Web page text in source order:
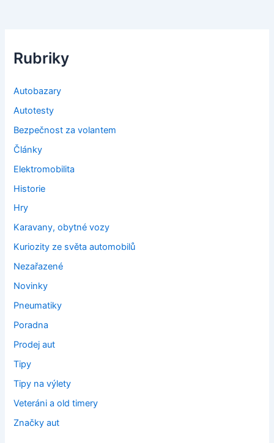
Rubriky
Autobazary
Autotesty
Bezpečnost za volantem
Články
Elektromobilita
Historie
Hry
Karavany, obytné vozy
Kuriozity ze světa automobilů
Nezařazené
Novinky
Pneumatiky
Poradna
Prodej aut
Tipy
Tipy na výlety
Veteráni a old timery
Značky aut